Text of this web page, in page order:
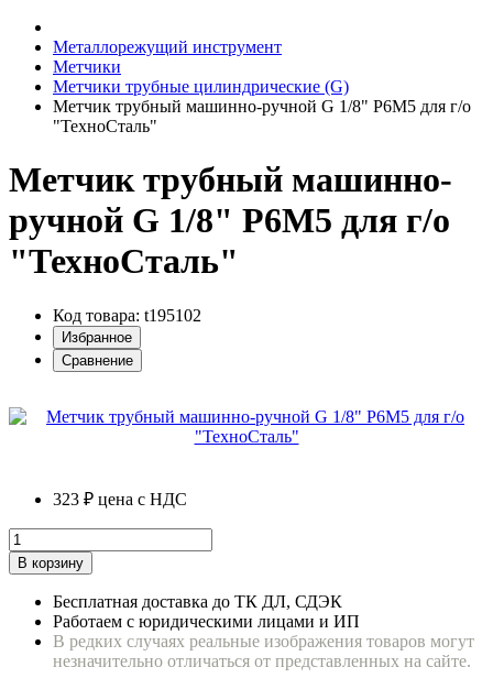
Металлорежущий инструмент
Метчики
Метчики трубные цилиндрические (G)
Метчик трубный машинно-ручной G 1/8" Р6М5 для г/о
"ТехноСталь"
Метчик трубный машинно-
ручной G 1/8" Р6М5 для г/о
"ТехноСталь"
Код товара: t195102
Избранное
Сравнение
323 ₽ цена с НДС
В корзину
Бесплатная доставка до ТК ДЛ, СДЭК
Работаем с юридическими лицами и ИП
В редких случаях реальные изображения товаров могут
незначительно отличаться от представленных на сайте.